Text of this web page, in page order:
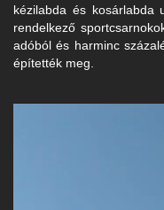
kézilabda és kosárlabda
rendelkező
adóból és harminc
építették meg.